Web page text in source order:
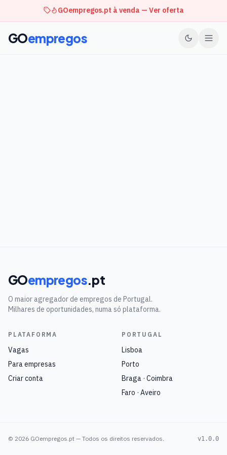
GOempregos.pt à venda — Ver oferta
GOempregos
GOempregos.pt
O maior agregador de empregos de Portugal.
Milhares de oportunidades, numa só plataforma.
PLATAFORMA
Vagas
Para empresas
Criar conta
PORTUGAL
Lisboa
Porto
Braga · Coimbra
Faro · Aveiro
© 2026 GOempregos.pt — Todos os direitos reservados. v1.0.0